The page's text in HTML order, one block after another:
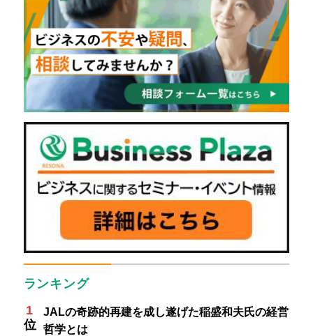
ランキング
JALの奇跡的再建を成し遂げた稲盛和夫氏の経営
哲学とは